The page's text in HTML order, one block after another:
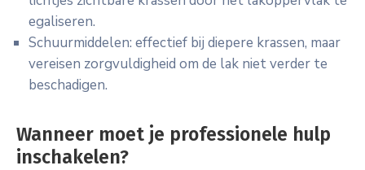
egaliseren.
Schuurmiddelen: effectief bij diepere krassen, maar
vereisen zorgvuldigheid om de lak niet verder te
beschadigen.
Wanneer moet je professionele hulp
inschakelen?